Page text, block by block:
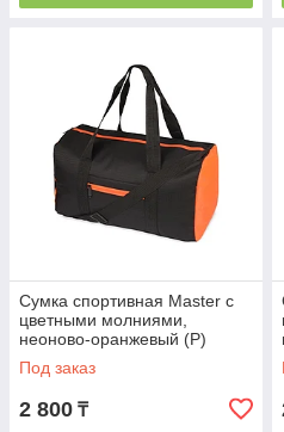
Сумка спортивная Master с
цветными молниями,
неоново-оранжевый (Р)
Под заказ
2 800 ₸